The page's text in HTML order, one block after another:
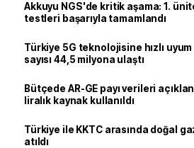
Akkuyu NGS'de kritik aşama: 1.
testleri başarıyla tamamlandı
Türkiye 5G teknolojisine hızlı uyum
sayısı 44,5 milyona ulaştı
Bütçede AR-GE payı verileri
liralık kaynak kullanıldı
Türkiye ile KKTC arasında doğal
atıldı